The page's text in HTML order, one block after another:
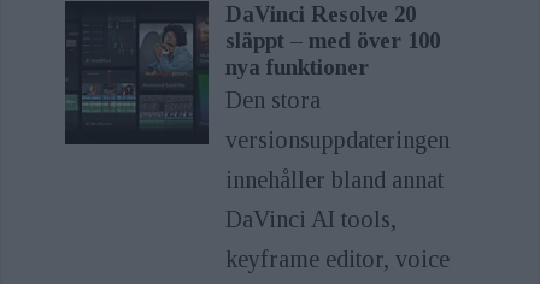
DaVinci Resolve 20
släppt – med över 100
nya funktioner
Den stora
versionsuppdateringen
innehåller bland annat
DaVinci AI tools,
keyframe editor, voice